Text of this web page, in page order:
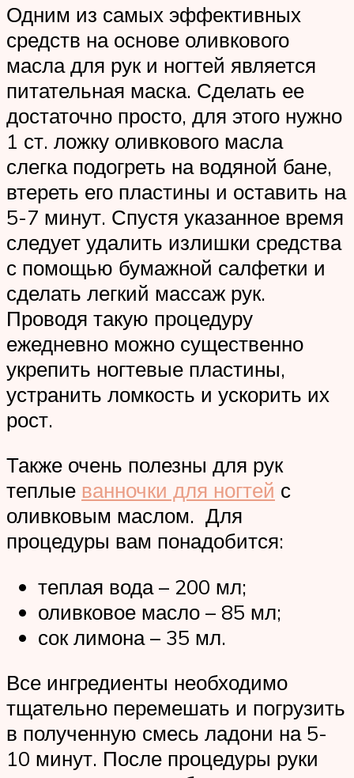
Одним из самых эффективных
средств на основе оливкового
масла для рук и ногтей является
питательная маска. Сделать ее
достаточно просто, для этого нужно
1 ст. ложку оливкового масла
слегка подогреть на водяной бане,
втереть его пластины и оставить на
5-7 минут. Спустя указанное время
следует удалить излишки средства
с помощью бумажной салфетки и
сделать легкий массаж рук.
Проводя такую процедуру
ежедневно можно существенно
укрепить ногтевые пластины,
устранить ломкость и ускорить их
рост.
Также очень полезны для рук
теплые ванночки для ногтей с
оливковым маслом. Для
процедуры вам понадобится:
теплая вода – 200 мл;
оливковое масло – 85 мл;
сок лимона – 35 мл.
Все ингредиенты необходимо
тщательно перемешать и погрузить
в полученную смесь ладони на 5-
10 минут. После процедуры руки